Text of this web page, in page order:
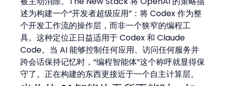
述为构建一个“开发者超级应用”：将 Codex 作为整
个开发工作流的操作层，而非一个狭窄的编程工
具。这种定位正日益适用于 Codex 和 Claude
Code。当 AI 能够控制任何应用、访问任何服务并
跨会话保持记忆时，“编程智能体”这个称呼就显得保
守了。正在构建的东西更接近于一个自主计算层。